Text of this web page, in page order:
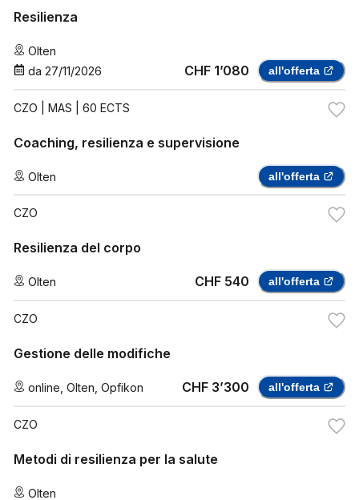
Resilienza
Olten
da 27/11/2026 CHF 1’080 all'offerta
CZO | MAS | 60 ECTS
Coaching, resilienza e supervisione
Olten all'offerta
CZO
Resilienza del corpo
Olten CHF 540 all'offerta
CZO
Gestione delle modifiche
online Olten Opfikon CHF 3’300 all'offerta
CZO
Metodi di resilienza per la salute
Olten